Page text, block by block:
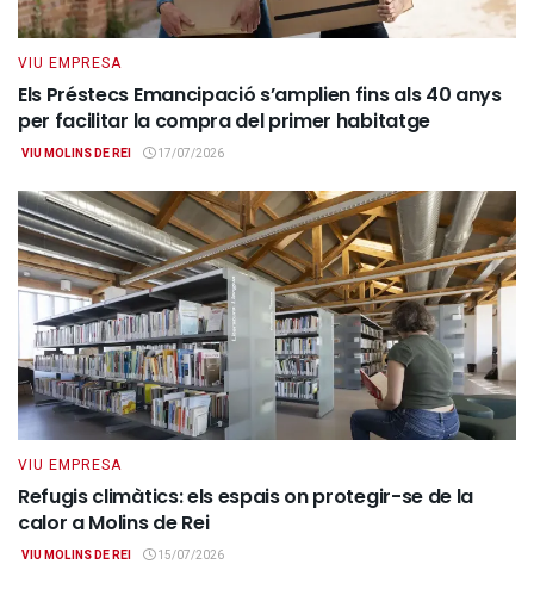
VIU EMPRESA
Els Préstecs Emancipació s’amplien fins als 40 anys
per facilitar la compra del primer habitatge
VIU MOLINS DE REI 17/07/2026
VIU EMPRESA
Refugis climàtics: els espais on protegir-se de la
calor a Molins de Rei
VIU MOLINS DE REI 15/07/2026